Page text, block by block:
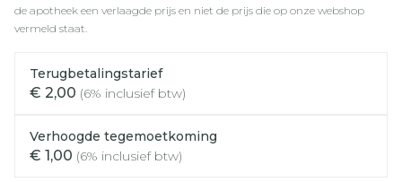
de apotheek een verlaagde prijs en niet de prijs die op onze webshop
vermeld staat.
Terugbetalingstarief
€ 2,00 (6% inclusief btw)
Verhoogde tegemoetkoming
€ 1,00 (6% inclusief btw)